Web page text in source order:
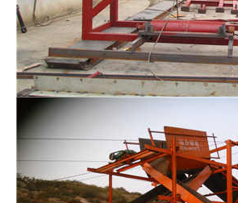
稀土永磁辊式强磁选机